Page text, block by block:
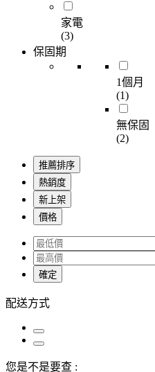
家電
(3)
保固期
1個月
(1)
無保固
(2)
推薦排序
熱銷度
新上架
價格
確定
配送方式
您是不是要查 :